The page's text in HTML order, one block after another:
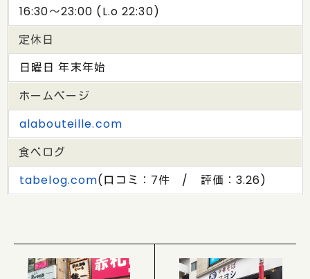
16:30〜23:00 (L.o 22:30)
定休日
日曜日 年末年始
ホームページ
alabouteille.com
食べログ
tabelog.com(口コミ：7件 / 評価：3.26)